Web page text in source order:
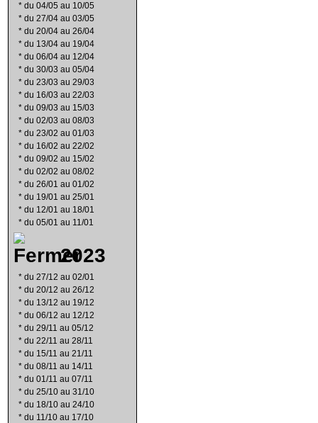
* du 04/05 au 10/05
* du 27/04 au 03/05
* du 20/04 au 26/04
* du 13/04 au 19/04
* du 06/04 au 12/04
* du 30/03 au 05/04
* du 23/03 au 29/03
* du 16/03 au 22/03
* du 09/03 au 15/03
* du 02/03 au 08/03
* du 23/02 au 01/03
* du 16/02 au 22/02
* du 09/02 au 15/02
* du 02/02 au 08/02
* du 26/01 au 01/02
* du 19/01 au 25/01
* du 12/01 au 18/01
* du 05/01 au 11/01
2023
* du 27/12 au 02/01
* du 20/12 au 26/12
* du 13/12 au 19/12
* du 06/12 au 12/12
* du 29/11 au 05/12
* du 22/11 au 28/11
* du 15/11 au 21/11
* du 08/11 au 14/11
* du 01/11 au 07/11
* du 25/10 au 31/10
* du 18/10 au 24/10
* du 11/10 au 17/10